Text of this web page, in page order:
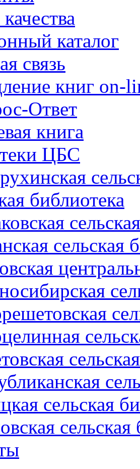
каталог
связь
книг on-
Ответ
книга
ЦБС
библиотека
сельская
сельская
сельская